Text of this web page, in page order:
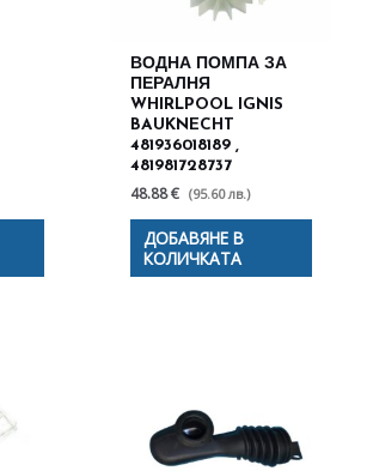
ВОДНА ПОМПА ЗА
ПЕРАЛНЯ
WHIRLPOOL IGNIS
BAUKNECHT
481936018189 ,
481981728737
48.88 € (95.60 лв.)
ДОБАВЯНЕ В
КОЛИЧКАТА